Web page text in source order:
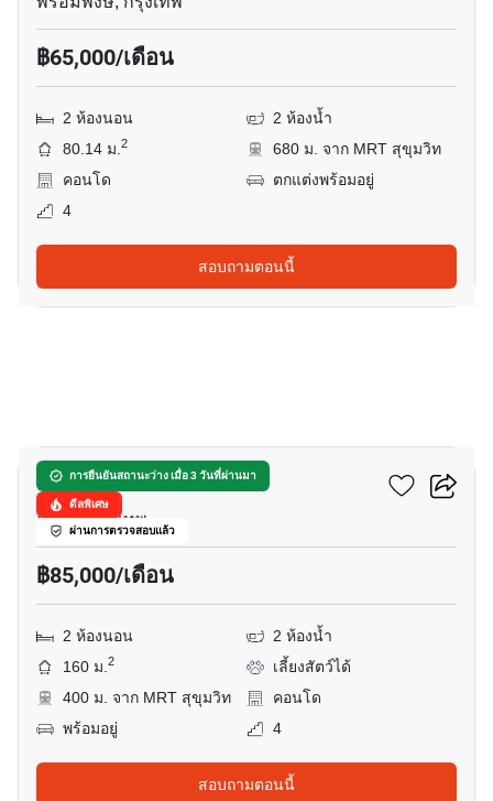
฿65,000/เดือน
2 ห้องนอน
2 ห้องน้ำ
80.14 ม.2
680 ม. จาก MRT สุขุมวิท
คอนโด
ตกแต่งพร้อมอยู่
4
สอบถามตอนนี้
การยืนยันสถานะว่าง เมื่อ 3 วันที่ผ่านมา
ดีลพิเศษ
ผ่านการตรวจสอบแล้ว
วิลล่า บาจาจ
อโศก, กรุงเทพ
฿85,000/เดือน
2 ห้องนอน
2 ห้องน้ำ
160 ม.2
เลี้ยงสัตว์ได้
400 ม. จาก MRT สุขุมวิท
คอนโด
พร้อมอยู่
4
สอบถามตอนนี้